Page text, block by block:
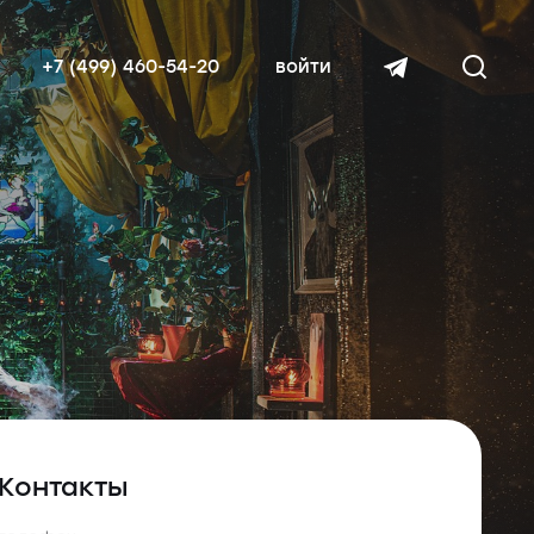
читать далее
+7 (499) 460-54-20 войти
Контакты